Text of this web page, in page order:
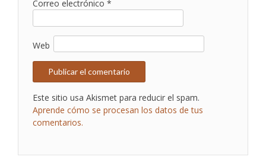
Correo electrónico *
Web
Este sitio usa Akismet para reducir el spam.
Aprende cómo se procesan los datos de tus
comentarios.